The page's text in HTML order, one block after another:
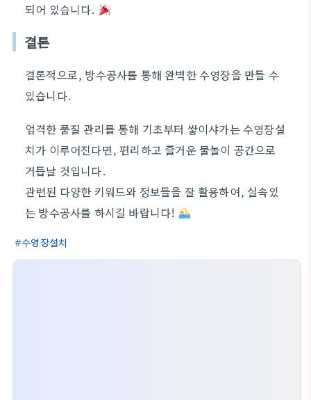
되어 있습니다.
결론
결론적으로, 방수공사를 통해 완벽한 수영장을 만들 수
있습니다.
엄격한 품질 관리를 통해 기초부터 쌓이샤가는 수영장설
치가 이루어진다면, 편리하고 즐거운 물놀이 공간으로
거듭날 것입니다.
관련된 다양한 키워드와 정보들을 잘 활용하여, 실속있
는 방수공사를 하시길 바랍니다!
수영장설치